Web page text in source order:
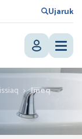
Ujaruk
> Imeq